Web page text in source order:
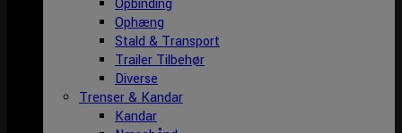
Opbinding
Ophæng
Stald & Transport
Trailer Tilbehør
Diverse
Trenser & Kandar
Kandar